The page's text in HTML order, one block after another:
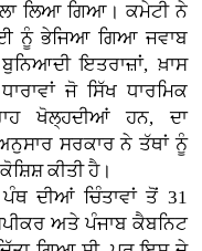
ਲਿਆ ਗਿਆ। ਕਮੇਟੀ ਨੇ
ਨੂੰ ਭੇਜਿਆ ਗਿਆ ਜਵਾਬ
ਇਤਰਾਜ਼ਾਂ, ਖ਼ਾਸ
ਜੋ ਸਿੱਖ ਧਾਰਮਿਕ
ਖੋਲ੍ਹਦੀਆਂ ਹਨ, ਦਾ
ਸਰਕਾਰ ਨੇ ਤੱਥਾਂ ਨੂੰ
ਕੀਤੀ ਹੈ।
ਦੀਆਂ ਚਿੰਤਾਵਾਂ ਤੋਂ 31
ਅਤੇ ਪੰਜਾਬ ਕੈਬਨਿਟ